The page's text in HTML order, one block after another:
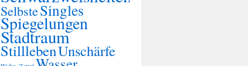
SelbsteSingles
Spiegelungen
Stadtraum
StilllebenUnschärfe